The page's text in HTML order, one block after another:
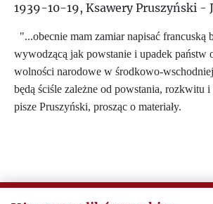
1939-10-19, Ksawery Pruszyński -
"...obecnie mam zamiar napisać francuską
wywodzącą jak powstanie i upadek państw
wolności narodowe w środkowo-
będą ściśle zależne od powstania, rozkwitu
pisze Pruszyński, prosząc o materiały.